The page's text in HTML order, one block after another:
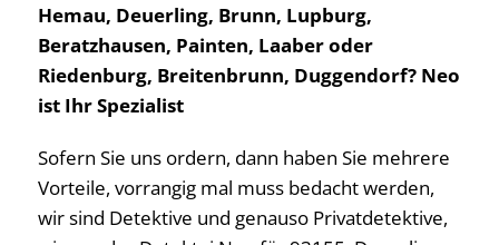
Hemau, Deuerling, Brunn, Lupburg,
Beratzhausen, Painten, Laaber oder
Riedenburg, Breitenbrunn, Duggendorf? Neo
ist Ihr Spezialist
Sofern Sie uns ordern, dann haben Sie mehrere
Vorteile, vorrangig mal muss bedacht werden,
wir sind Detektive und genauso Privatdetektive,